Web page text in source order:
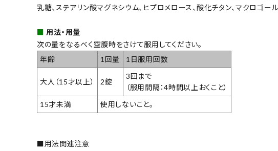
乳糖、ステアリン酸マグネシウム、ヒプロメロース、酸化チタン、マクロゴー
■ 用法・用量
次の量をなるべく空腹時をさけて服用してください。
年齢
1回量 1日服用回数
大人（15才以上） 2錠
3回まで
（服用間隔：4時間以上おくこと）
15才未満
使用しないこと。
■用法関連注意